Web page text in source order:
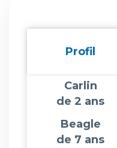
Profil
Carlin
de 2 ans
Beagle
de 7 ans